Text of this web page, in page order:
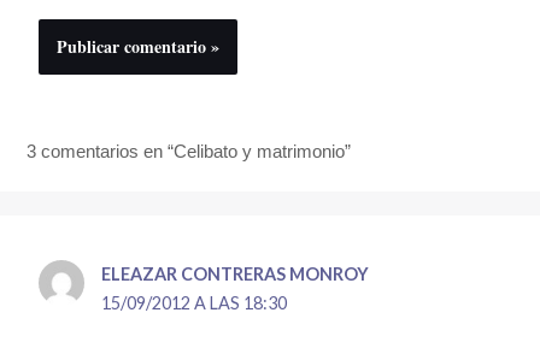
3 comentarios en “Celibato y matrimonio”
ELEAZAR CONTRERAS MONROY
15/09/2012 A LAS 18:30